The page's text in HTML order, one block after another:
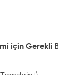
için Gerekli